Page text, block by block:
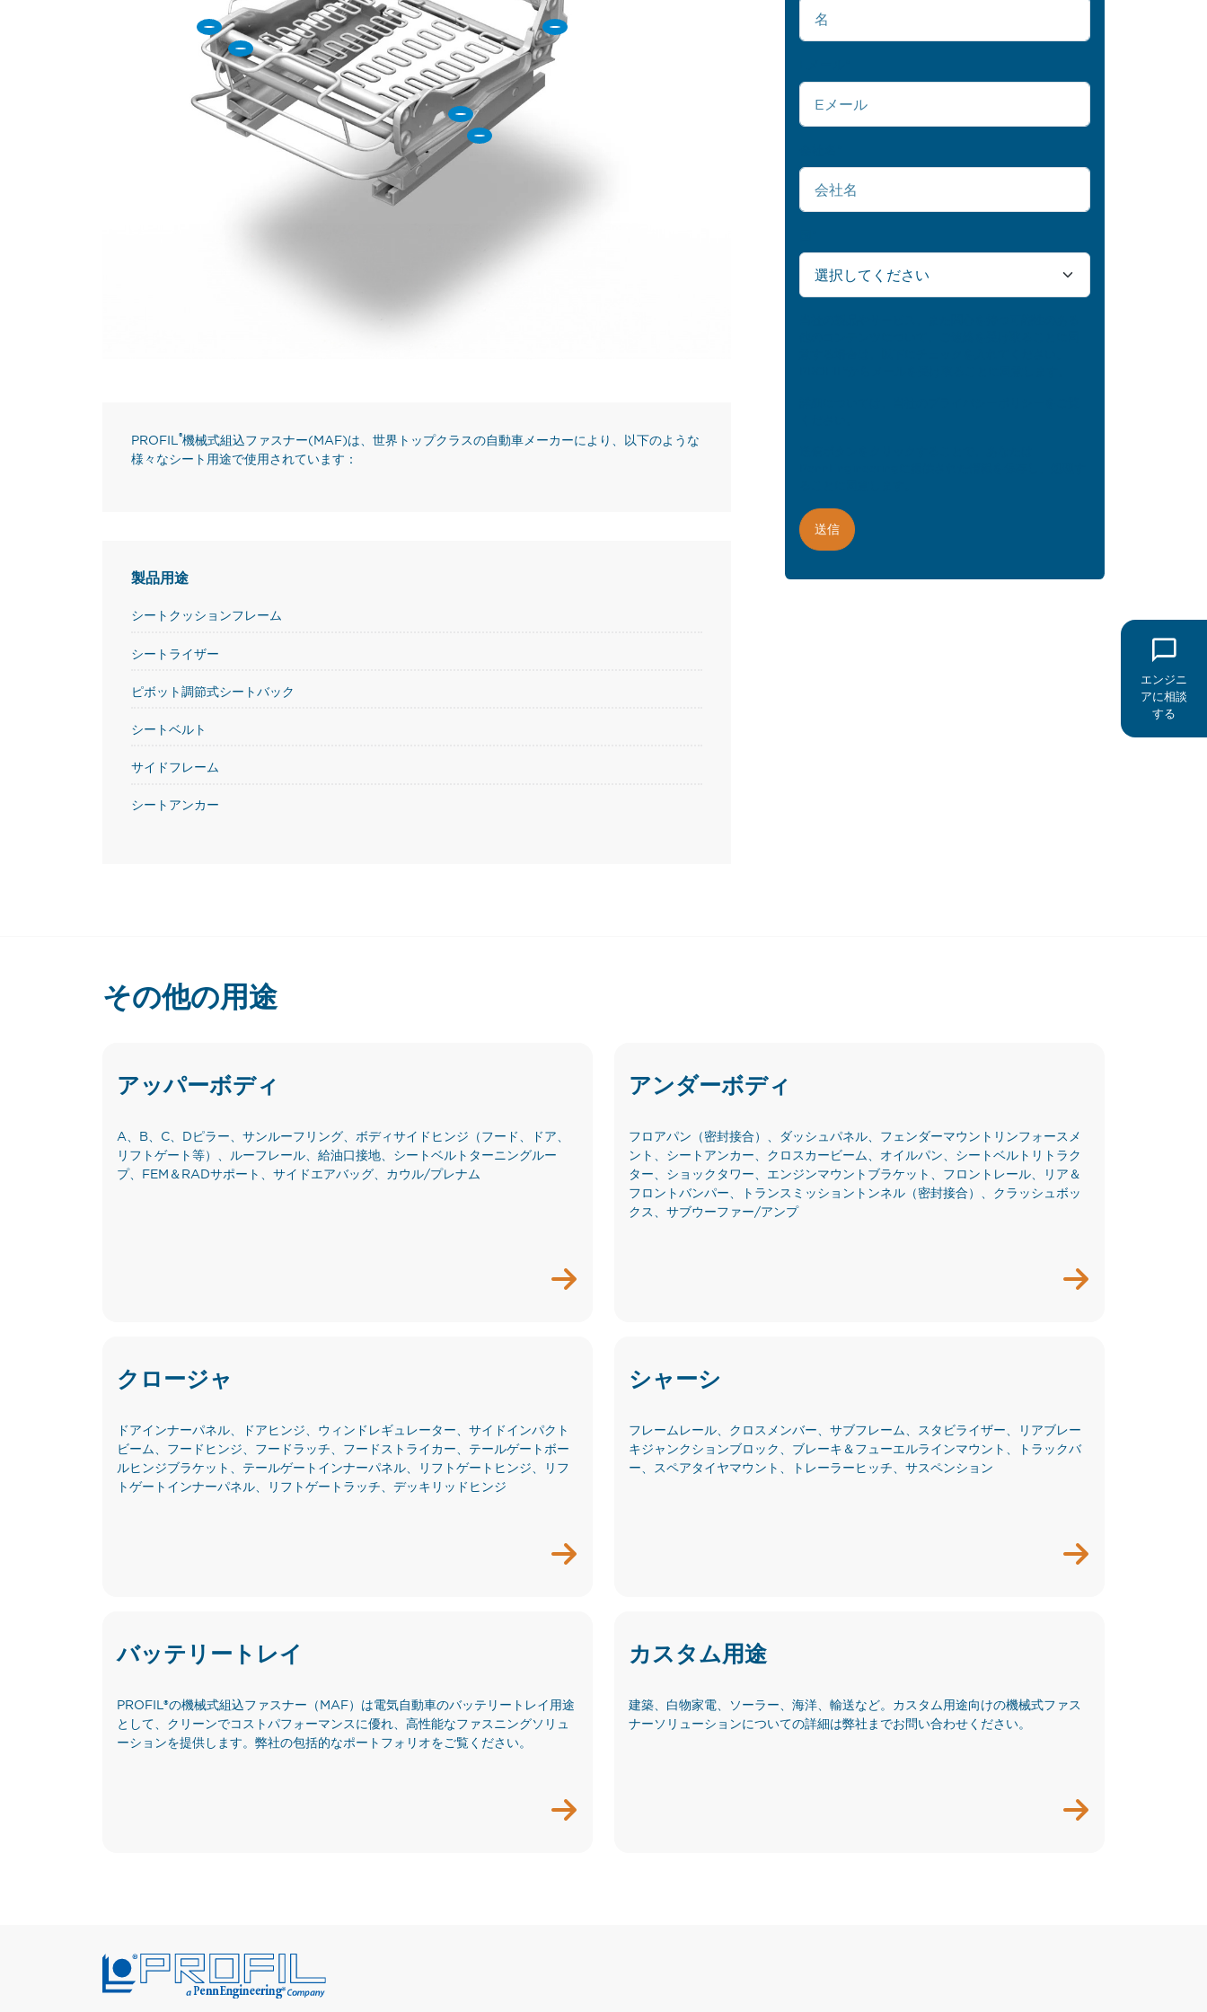
エンジニ
アに相談
する
PROFIL®機械式組込ファスナー(MAF)は、世界トップクラスの自動車メーカーにより、以下のような
様々なシート用途で使用されています：
製品用途
シートクッションフレーム
シートライザー
ピボット調節式シートバック
シートベルト
サイドフレーム
シートアンカー
その他の用途
アッパーボディ
A、B、C、Dピラー、サンルーフリング、ボディサイドヒンジ（フード、ドア、
リフトゲート等）、ルーフレール、給油口接地、シートベルトターニングルー
プ、FEM＆RADサポート、サイドエアバッグ、カウル/プレナム
アンダーボディ
フロアパン（密封接合）、ダッシュパネル、フェンダーマウントリンフォースメ
ント、シートアンカー、クロスカービーム、オイルパン、シートベルトリトラク
ター、ショックタワー、エンジンマウントブラケット、フロントレール、リア＆
フロントバンパー、トランスミッショントンネル（密封接合）、クラッシュボッ
クス、サブウーファー/アンプ
クロージャ
ドアインナーパネル、ドアヒンジ、ウィンドレギュレーター、サイドインパクト
ビーム、フードヒンジ、フードラッチ、フードストライカー、テールゲートボー
ルヒンジブラケット、テールゲートインナーパネル、リフトゲートヒンジ、リフ
トゲートインナーパネル、リフトゲートラッチ、デッキリッドヒンジ
シャーシ
フレームレール、クロスメンバー、サブフレーム、スタビライザー、リアブレー
キジャンクションブロック、ブレーキ＆フューエルラインマウント、トラックバ
ー、スペアタイヤマウント、トレーラーヒッチ、サスペンション
バッテリートレイ
PROFIL®の機械式組込ファスナー（MAF）は電気自動車のバッテリートレイ用途
として、クリーンでコストパフォーマンスに優れ、高性能なファスニングソリュ
ーションを提供します。弊社の包括的なポートフォリオをご覧ください。
カスタム用途
建築、白物家電、ソーラー、海洋、輸送など。カスタム用途向けの機械式ファス
ナーソリューションについての詳細は弊社までお問い合わせください。